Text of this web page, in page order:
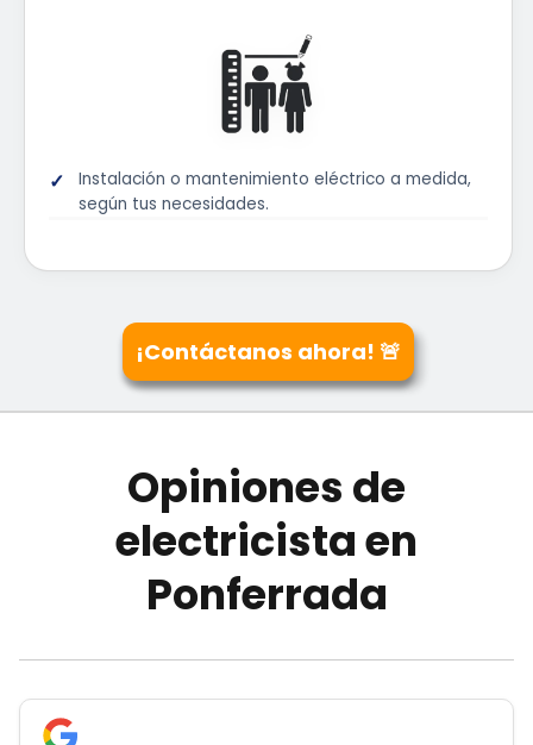
Instalación o mantenimiento eléctrico a medida,
según tus necesidades.
¡Contáctanos ahora! 🚨
Opiniones de
electricista en
Ponferrada